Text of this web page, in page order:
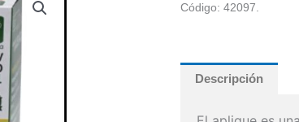
Código: 42097.
Descripción